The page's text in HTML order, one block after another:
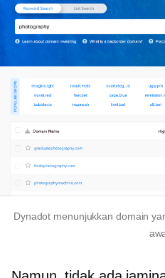
Dynadot menunjukkan domain